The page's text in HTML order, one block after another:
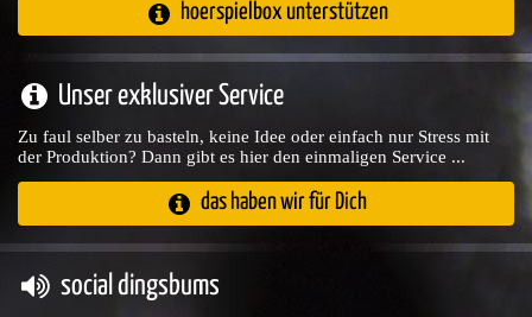
hoerspielbox unterstützen
Unser exklusiver Service
Zu faul selber zu basteln, keine Idee oder einfach nur Stress mit
der Produktion? Dann gibt es hier den einmaligen Service ...
das haben wir für Dich
social dingsbums